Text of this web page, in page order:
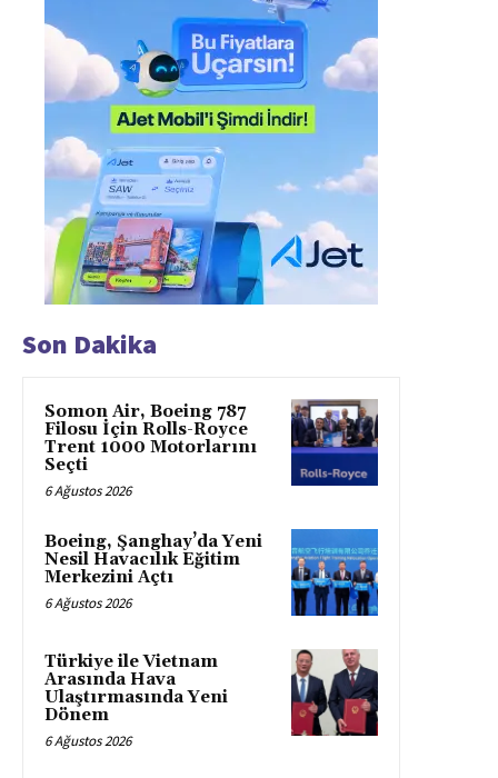
Son Dakika
Somon Air, Boeing 787
Filosu İçin Rolls-Royce
Trent 1000 Motorlarını
Seçti
6 Ağustos 2026
Boeing, Şanghay’da Yeni
Nesil Havacılık Eğitim
Merkezini Açtı
6 Ağustos 2026
Türkiye ile Vietnam
Arasında Hava
Ulaştırmasında Yeni
Dönem
6 Ağustos 2026